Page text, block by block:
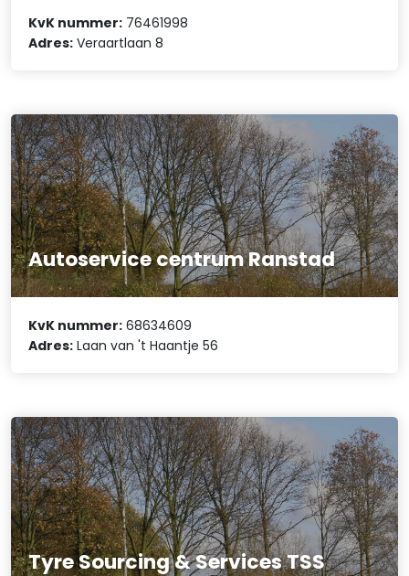
KvK nummer: 76461998
Adres: Veraartlaan 8
Autoservice centrum Ranstad
KvK nummer: 68634609
Adres: Laan van 't Haantje 56
Tyre Sourcing & Services TSS